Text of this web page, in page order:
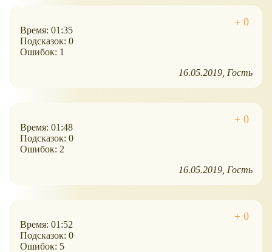
Время: 01:35
Подсказок: 0
Ошибок: 1
16.05.2019 Гость
Время: 01:48
Подсказок: 0
Ошибок: 2
16.05.2019 Гость
Время: 01:52
Подсказок: 0
Ошибок: 5